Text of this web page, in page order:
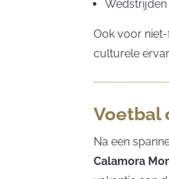
Ook voor
culturele
Voetbal
Na een
Calamora